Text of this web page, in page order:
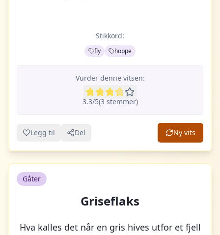
Stikkord:
fly hoppe
Vurder denne vitsen:
3.3/5(3 stemmer)
Legg til Del Ny vits
Gåter
Griseflaks
Hva kalles det når en gris hives utfor et fjell